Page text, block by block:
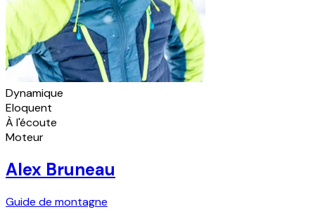
Dynamique
Eloquent
À l'écoute
Moteur
Alex Bruneau
Guide de montagne